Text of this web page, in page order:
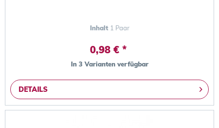
Inhalt 1 Paar
0,98 € *
In 3 Varianten verfügbar
DETAILS